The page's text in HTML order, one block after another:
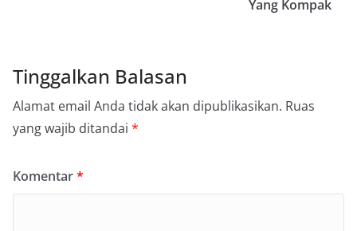
Yang Kompak
Tinggalkan Balasan
Alamat email Anda tidak akan dipublikasikan. Ruas
yang wajib ditandai *
Komentar*